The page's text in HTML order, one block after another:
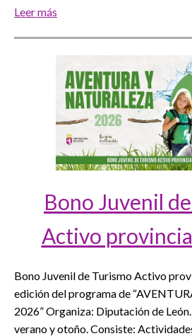
Leer más
Bono Juvenil
Activo
Bono Juvenil de Turismo Activo
edición del programa de
2026” Organiza: Diputación de
verano y otoño. Consiste: